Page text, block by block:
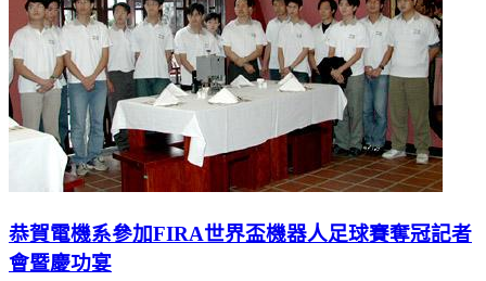
恭賀電機系參加FIRA世界盃機器人足球賽奪冠記者
會暨慶功宴